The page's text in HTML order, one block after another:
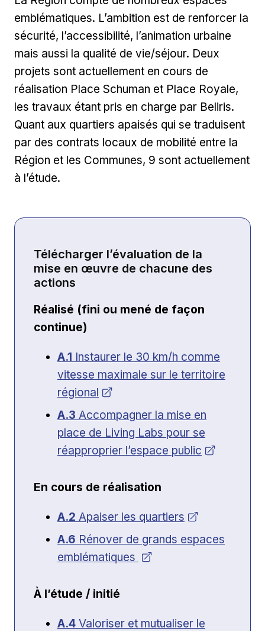
emblématiques. L’ambition est de renforcer la
sécurité, l’accessibilité, l’animation urbaine
mais aussi la qualité de vie/séjour. Deux
projets sont actuellement en cours de
réalisation Place Schuman et Place Royale,
les travaux étant pris en charge par Beliris.
Quant aux quartiers apaisés qui se traduisent
par des contrats locaux de mobilité entre la
Région et les Communes, 9 sont actuellement
à l’étude.
Télécharger l’évaluation de la
mise en œuvre de chacune des
actions
Réalisé (fini ou mené de façon
continue)
Ouvrir dans une nouvelle fenêtre
A.1 Instaurer le 30 km/h comme
vitesse maximale sur le territoire
régional
Ouvrir dans une nouvelle fenêtre
A.3 Accompagner la mise en
place de Living Labs pour se
réapproprier l’espace public
En cours de réalisation
Ouvrir dans une nouvelle fenêtre
A.2 Apaiser les quartiers
Ouvrir dans une nouvelle fenêtre
A.6 Rénover de grands espaces
emblématiques
À l’étude / initié
Ouvrir dans une nouvelle fenêtre
A.4 Valoriser et mutualiser le